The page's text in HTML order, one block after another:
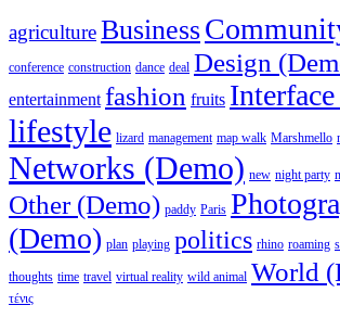
agricultureBusiness
conference construction dance deal Design
entertainment fashion fruits
lifestyle lizard management map walk Marshmello
Networks (Demo) new night party
Other (Demo) paddy Paris
(Demo) plan playing politics rhino roaming
thoughts time travel virtual reality wild animal World
τένις